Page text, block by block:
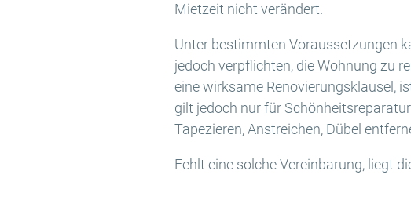
Mietzeit nicht verändert.
Unter bestimmten Voraussetzungen
jedoch verpflichten, die Wohnung zu
eine wirksame Renovierungsklausel,
gilt jedoch nur für
Tapezieren, Anstreichen, Dübel
Fehlt eine solche Vereinbarung, liegt